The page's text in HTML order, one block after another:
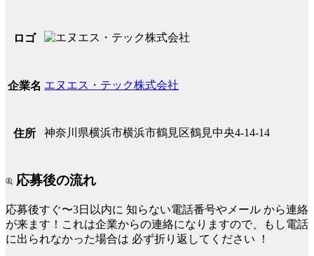
ロゴ
企業名 エヌエス・テック株式会社
住所 神奈川県横浜市横浜市鶴見区鶴見中央4-14-14
応募後の流れ
応募後すぐ〜3日以内に 知らない電話番号やメール から連絡
が来ます！これは企業からの連絡になりますので、もし電話
に出られなかった場合は 必ず折り返してください ！